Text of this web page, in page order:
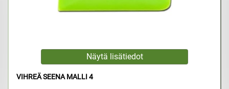
VIHREÄ SEENA MALLI 4